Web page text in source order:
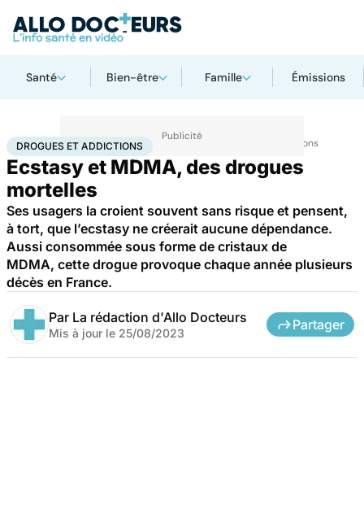
Santé Bien-être Famille Émissions
AccueilSantéMaladiesDrogues et addictions Drogues et addictions
DROGUES ET ADDICTIONS
Ecstasy et MDMA, des drogues
mortelles
Ses usagers la croient souvent sans risque et pensent,
à tort, que l’ecstasy ne créerait aucune dépendance.
Aussi consommée sous forme de cristaux de
MDMA, cette drogue provoque chaque année plusieurs
décès en France.
Par La rédaction d'Allo Docteurs
Mis à jour le 25/08/2023
Partager